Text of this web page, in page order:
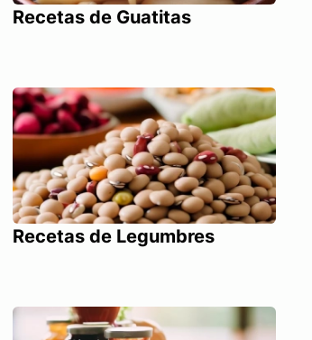
Recetas de Guatitas
Recetas de Legumbres